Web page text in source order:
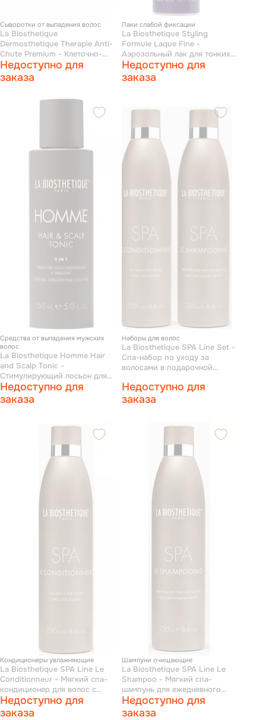
Сыворотки от выпадения волос
La Biosthetique
Dermosthetique Therapie Anti-
Chute Premium - Клеточно-
активный интенсивный уход
против выпадения и
истончения волос 10*10 мл
Недоступно для
заказа
Лаки слабой фиксации
La Biosthetique Styling
Formule Laque Fine -
Аэрозольный лак для тонких
волос 300 мл
Недоступно для
заказа
Средства от выпадения мужских
волос
La Biosthetique Homme Hair
and Scalp Tonic -
Стимулирующий лосьон для
кожи головы 150 мл
Недоступно для
заказа
Наборы для волос
La Biosthetique SPA Line Set -
Спа-набор по уходу за
волосами в подарочной
кондиционер 250 мл)
Недоступно для
заказа
Кондиционеры увлажняющие
La Biosthetique SPA Line Le
Conditionneur - Мягкий спа-
кондиционер для волос с
мгновенным эффектом 250 г
Недоступно для
заказа
Шампуни очищающие
La Biosthetique SPA Line Le
Shampoo - Мягкий спа-
шампунь для ежедневного
ухода за волосами 250 г
Недоступно для
заказа